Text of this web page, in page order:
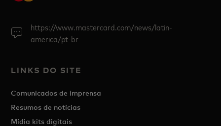
https://www.mastercard.com/news/latin-
america/pt-br
LINKS DO SITE
Comunicados de imprensa
Resumos de notícias
Mídia kits digitais